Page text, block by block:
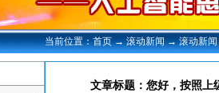
当前位置：首页 → 滚动新闻 → 滚动新闻
文章标题：您好，按照上